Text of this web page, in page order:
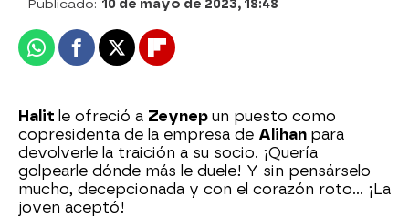
Publicado: 10 de mayo de 2023, 18:48
WhatsappFacebook
X Flipboard
Halit le ofreció a Zeynep un puesto como
copresidenta de la empresa de Alihan para
devolverle la traición a su socio. ¡Quería
golpearle dónde más le duele! Y sin pensárselo
mucho, decepcionada y con el corazón roto... ¡La
joven aceptó!